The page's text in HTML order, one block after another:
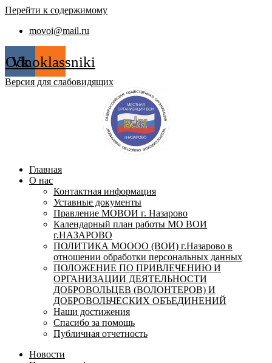
Перейти к содержимому
movoi@mail.ru
Vk
Odnoklassniki
Версия для слабовидящих
Главная
О нас
Контактная информация
Уставные документы
Правление МОВОИ г. Назарово
Календарный план работы МО ВОИ
г.НАЗАРОВО
ПОЛИТИКА МОООО (ВОИ) г.Назарово в
отношении обработки персональных данных
ПОЛОЖЕНИЕ ПО ПРИВЛЕЧЕНИЮ И
ОРГАНИЗАЦИИ ДЕЯТЕЛЬНОСТИ
ДОБРОВОЛЬЦЕВ (ВОЛОНТЕРОВ) И
ДОБРОВОЛЬЧЕСКИХ ОБЪЕДИНЕНИЙ
Наши достижения
Спасибо за помощь
Публичная отчетность
Новости